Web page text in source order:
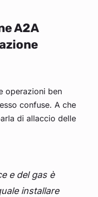
A2A
operazioni ben
confuse. A che
di allaccio delle
e del gas è
installare